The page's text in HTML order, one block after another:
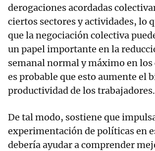
derogaciones acordadas
ciertos sectores y actividades, lo
que la negociación colectiva
un papel importante en la
semanal normal y máximo en los
es probable que esto aumente el
productividad de los trabajadores.
De tal modo, sostiene que
experimentación de políticas en
debería ayudar a comprender